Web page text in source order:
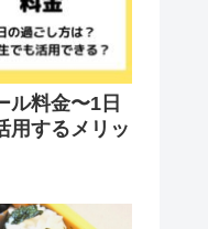
ル料金〜1日
用するメリッ